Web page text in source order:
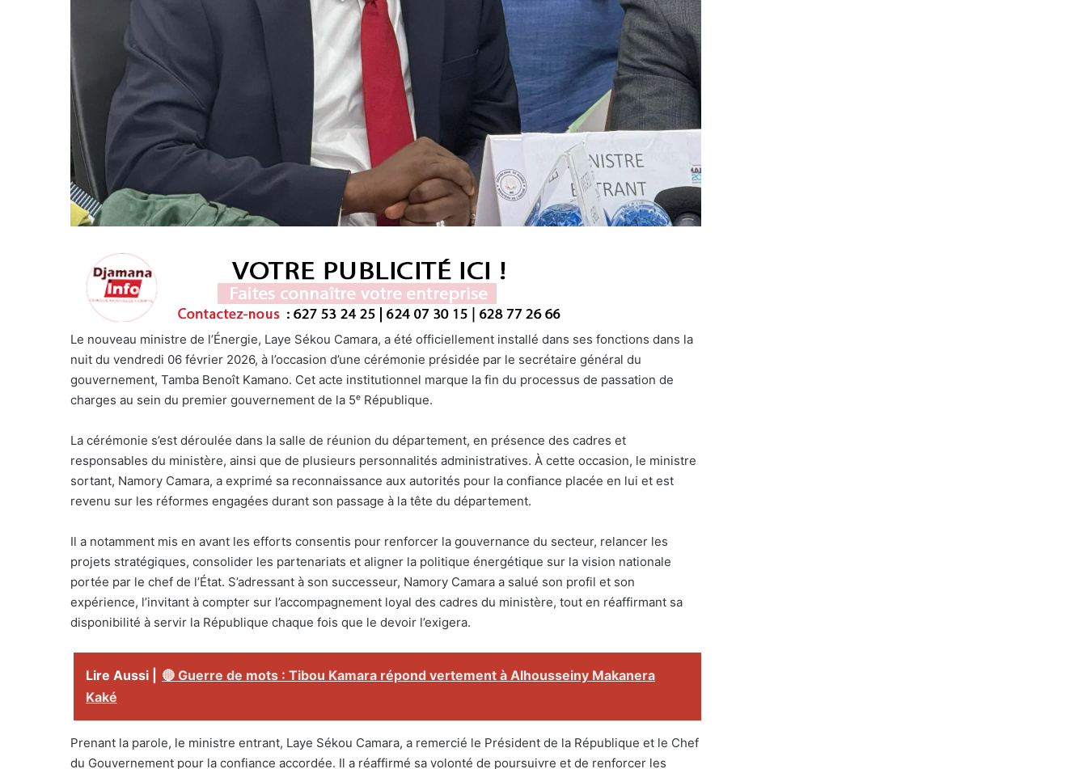
Le nouveau ministre de l’Énergie, Laye Sékou Camara, a été officiellement installé dans ses fonctions dans la
nuit du vendredi 06 février 2026, à l’occasion d’une cérémonie présidée par le secrétaire général du
gouvernement, Tamba Benoît Kamano. Cet acte institutionnel marque la fin du processus de passation de
charges au sein du premier gouvernement de la 5ᵉ République.
La cérémonie s’est déroulée dans la salle de réunion du département, en présence des cadres et
responsables du ministère, ainsi que de plusieurs personnalités administratives. À cette occasion, le ministre
sortant, Namory Camara, a exprimé sa reconnaissance aux autorités pour la confiance placée en lui et est
revenu sur les réformes engagées durant son passage à la tête du département.
Il a notamment mis en avant les efforts consentis pour renforcer la gouvernance du secteur, relancer les
projets stratégiques, consolider les partenariats et aligner la politique énergétique sur la vision nationale
portée par le chef de l’État. S’adressant à son successeur, Namory Camara a salué son profil et son
expérience, l’invitant à compter sur l’accompagnement loyal des cadres du ministère, tout en réaffirmant sa
disponibilité à servir la République chaque fois que le devoir l’exigera.
Lire Aussi |
🔴 Guerre de mots : Tibou Kamara répond vertement à Alhousseiny Makanera
Kaké
Prenant la parole, le ministre entrant, Laye Sékou Camara, a remercié le Président de la République et le Chef
du Gouvernement pour la confiance accordée. Il a réaffirmé sa volonté de poursuivre et de renforcer les